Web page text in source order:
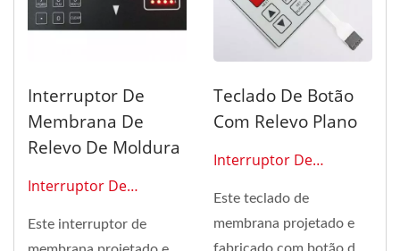
Interruptor De
Membrana De
Relevo De Moldura
Interruptor De
Este interruptor de
Teclado De Botão
Com Relevo Plano
Interruptor De
Este teclado de
membrana projetado e